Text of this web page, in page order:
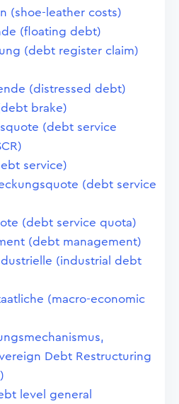
(shoe-leather costs)
(floating debt)
(debt register claim)
(distressed debt)
brake)
(debt service
service)
(debt service
(debt service quota)
(debt management)
(industrial debt
(macro-economic
Debt Restructuring
level general